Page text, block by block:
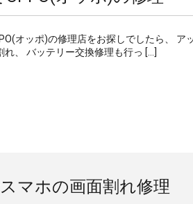
オッポ)の修理店をお探しでしたら、 ア
、 バッテリー交換修理も行っ […]
マホの画面割れ修理